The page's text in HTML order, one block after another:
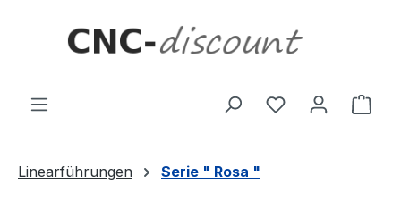
Linearführungen Serie " Rosa "